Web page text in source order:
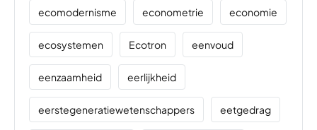
ecomodernisme econometrie economie
ecosystemen Ecotron eenvoud
eenzaamheid eerlijkheid
eerstegeneratiewetenschappers eetgedrag